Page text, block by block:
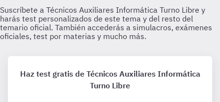
Haz test gratis de Técnicos Auxiliares Informática
Turno Libre